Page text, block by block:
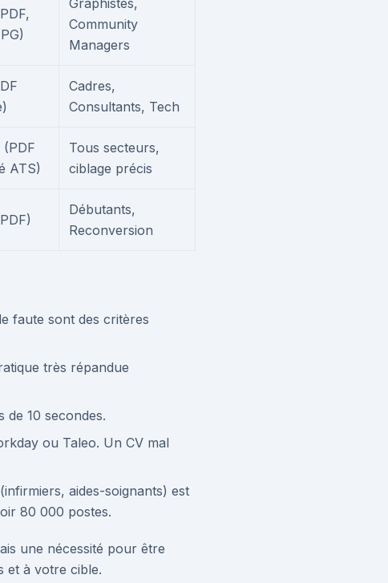
Graphistes,
Community
Managers
Cadres,
Consultants, Tech
(PDF
ATS)
Tous secteurs,
ciblage précis
Débutants,
Reconversion
faute sont des critères
très répandue
de 10 secondes.
ou Taleo. Un CV mal
aides-soignants) est
80 000 postes.
une nécessité pour être
et à votre cible.